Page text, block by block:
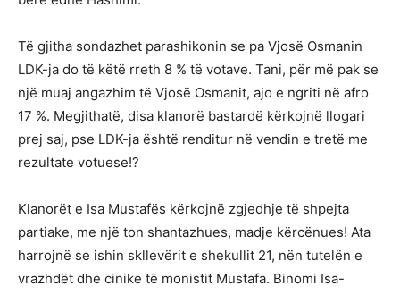
Të gjitha sondazhet parashikonin se pa Vjosë Osmanin
LDK-ja do të këtë rreth 8 % të votave. Tani, për më pak se
një muaj angazhim të Vjosë Osmanit, ajo e ngriti në afro
17 %. Megjithatë, disa klanorë bastardë kërkojnë llogari
prej saj, pse LDK-ja është renditur në vendin e tretë me
rezultate votuese!?
Klanorët e Isa Mustafës kërkojnë zgjedhje të shpejta
partiake, me një ton shantazhues, madje kërcënues! Ata
harrojnë se ishin skllevërit e shekullit 21, nën tutelën e
vrazhdët dhe cinike të monistit Mustafa. Binomi Isa-